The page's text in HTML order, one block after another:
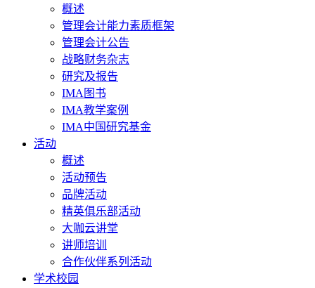
概述
管理会计能力素质框架
管理会计公告
战略财务杂志
研究及报告
IMA图书
IMA教学案例
IMA中国研究基金
活动
概述
活动预告
品牌活动
精英俱乐部活动
大咖云讲堂
讲师培训
合作伙伴系列活动
学术校园